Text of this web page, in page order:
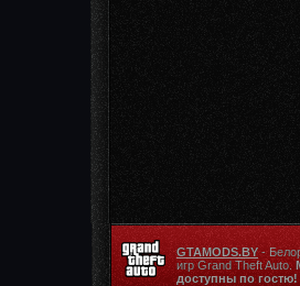
GTAMODS.BY -
игр Grand Theft Auto.
доступны по гостю!